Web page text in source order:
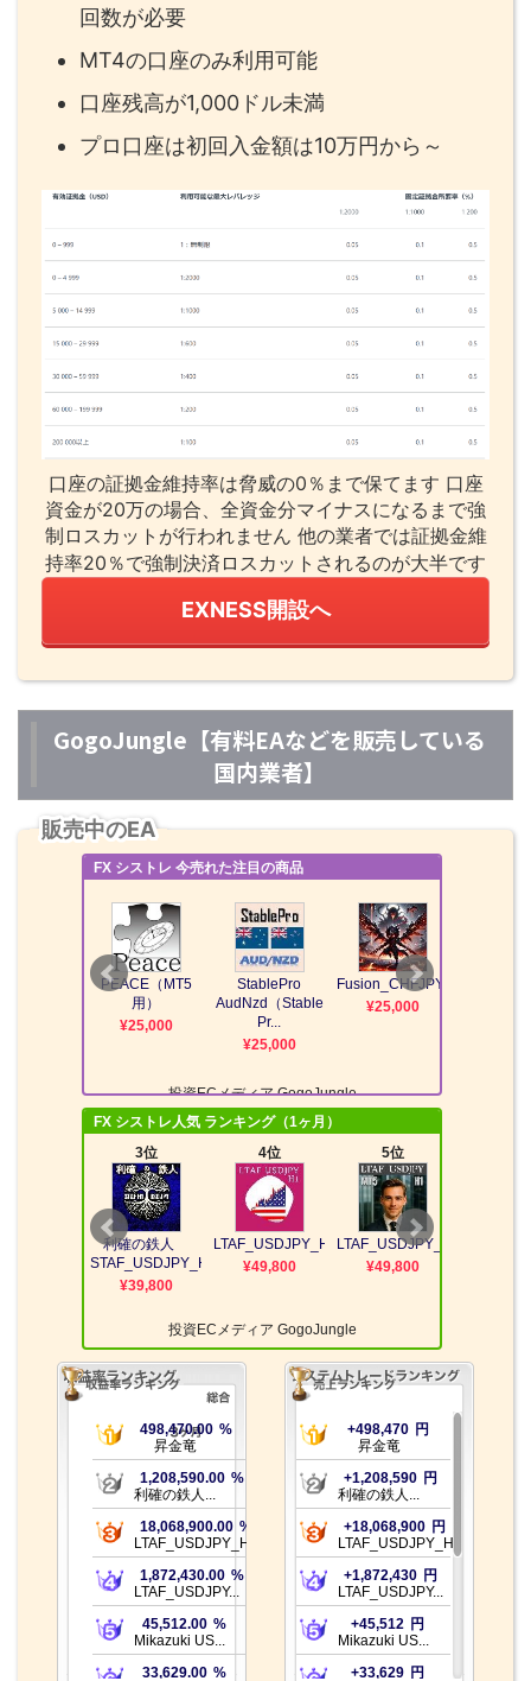
回数が必要
MT4の口座のみ利用可能
口座残高が1,000ドル未満
プロ口座は初回入金額は10万円から～
口座の証拠金維持率は脅威の0％まで保てます 口座
資金が20万の場合、全資金分マイナスになるまで強
制ロスカットが行われません 他の業者では証拠金維
持率20％で強制決済ロスカットされるのが大半です
EXNESS開設へ
GogoJungle【有料EAなどを販売している
国内業者】
販売中のEA